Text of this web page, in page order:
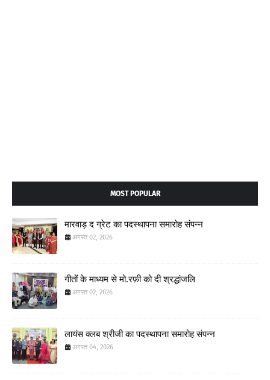
MOST POPULAR
मारवाड़ द ग्रेट का पदस्थापना समारोह संपन्न
अगस्त 02, 2026
गीतों के माध्यम से मो.रफ़ी को दी श्रद्धांजलि
अगस्त 02, 2026
लायंस क्लब श्रीजी का पदस्थापना समारोह संपन्न
अगस्त 04, 2026